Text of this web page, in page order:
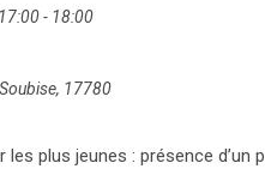
17:00 - 18:00
Soubise, 17780
les plus jeunes : présence d’un